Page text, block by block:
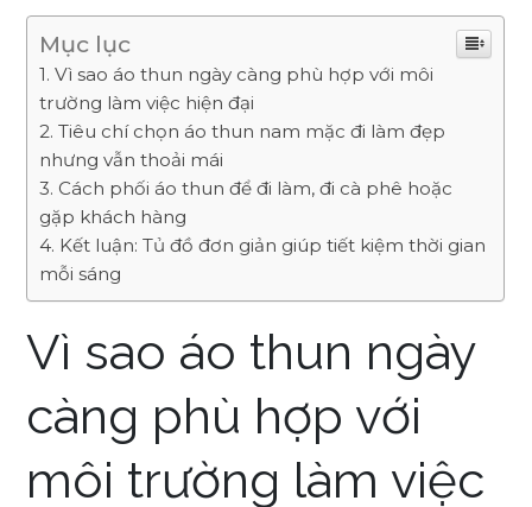
Mục lục
Vì sao áo thun ngày càng phù hợp với môi
trường làm việc hiện đại
Tiêu chí chọn áo thun nam mặc đi làm đẹp
nhưng vẫn thoải mái
Cách phối áo thun để đi làm, đi cà phê hoặc
gặp khách hàng
Kết luận: Tủ đồ đơn giản giúp tiết kiệm thời gian
mỗi sáng
Vì sao áo thun ngày
càng phù hợp với
môi trường làm việc